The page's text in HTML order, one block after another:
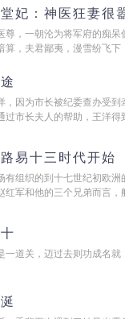
妃：神医狂妻很
尊，一朝沦为将军府的痴呆
算，夫君鄙夷，漫雪纷飞下
，因为市长被纪委查办受到
过市长夫人的帮助，王洋
易十三时代开始
有组织的到十七世纪初
红军和他的三个兄弟而言，
一道关，迈过去则功成名就